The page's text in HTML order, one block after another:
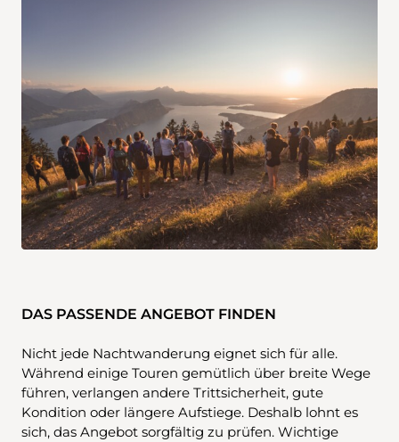
DAS PASSENDE ANGEBOT FINDEN
Nicht jede Nachtwanderung eignet sich für alle.
Während einige Touren gemütlich über breite Wege
führen, verlangen andere Trittsicherheit, gute
Kondition oder längere Aufstiege. Deshalb lohnt es
sich, das Angebot sorgfältig zu prüfen. Wichtige